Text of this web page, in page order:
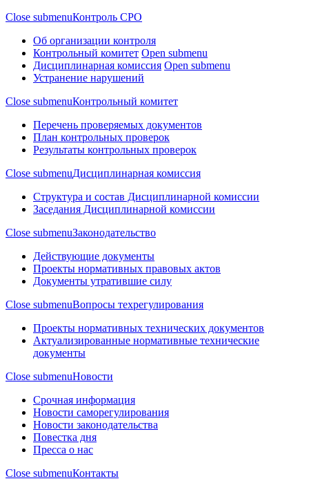
Close submenuКонтроль СРО
Об организации контроля
Контрольный комитет Open submenu
Дисциплинарная комиссия Open submenu
Устранение нарушений
Close submenuКонтрольный комитет
Перечень проверяемых документов
План контрольных проверок
Результаты контрольных проверок
Close submenuДисциплинарная комиссия
Структура и состав Дисциплинарной комиссии
Заседания Дисциплинарной комиссии
Close submenuЗаконодательство
Действующие документы
Проекты нормативных правовых актов
Документы утратившие силу
Close submenuВопросы техрегулирования
Проекты нормативных технических документов
Актуализированные нормативные технические
документы
Close submenuНовости
Срочная информация
Новости саморегулирования
Новости законодательства
Повестка дня
Пресса о нас
Close submenuКонтакты